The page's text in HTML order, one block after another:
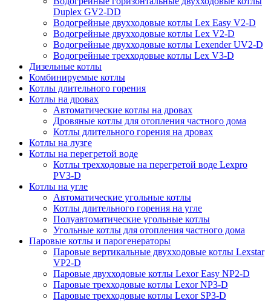
Duplex GV2-DD
Водогрейные двухходовые котлы Lex Easy V2-D
Водогрейные двухходовые котлы Lex V2-D
Водогрейные двухходовые котлы Lexender UV2-D
Водогрейные трехходовые котлы Lex V3-D
Дизельные котлы
Комбинируемые котлы
Котлы длительного горения
Котлы на дровах
Автоматические котлы на дровах
Дровяные котлы для отопления частного дома
Котлы длительного горения на дровах
Котлы на лузге
Котлы на перегретой воде
Котлы трехходовые на перегретой воде Lexpro
PV3-D
Котлы на угле
Автоматические угольные котлы
Котлы длительного горения на угле
Полуавтоматические угольные котлы
Угольные котлы для отопления частного дома
Паровые котлы и парогенераторы
Паровые вертикальные двухходовые котлы Lexstar
VP2-D
Паровые двухходовые котлы Lexor Easy NP2-D
Паровые трехходовые котлы Lexor NP3-D
Паровые трехходовые котлы Lexor SP3-D